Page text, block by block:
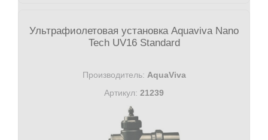
Ультрафиолетовая установка Aquaviva Nano
Tech UV16 Standard
Производитель: AquaViva
Артикул: 21239